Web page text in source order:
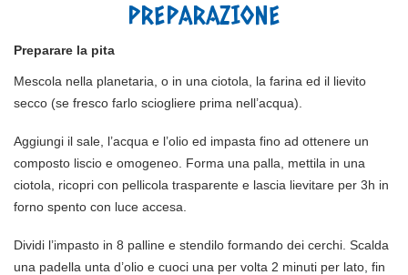
PREPARAZIONE
Preparare la pita
Mescola nella planetaria, o in una ciotola, la farina ed il lievito
secco (se fresco farlo sciogliere prima nell’acqua).
Aggiungi il sale, l’acqua e l’olio ed impasta fino ad ottenere un
composto liscio e omogeneo. Forma una palla, mettila in una
ciotola, ricopri con pellicola trasparente e lascia lievitare per 3h in
forno spento con luce accesa.
Dividi l’impasto in 8 palline e stendilo formando dei cerchi. Scalda
una padella unta d’olio e cuoci una per volta 2 minuti per lato, fin